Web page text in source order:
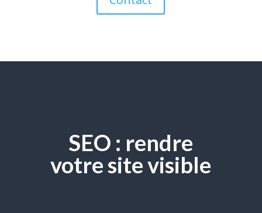
SEO : rendre
votre site visible